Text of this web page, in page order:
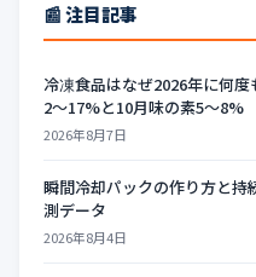
📰 注目記事
冷凍食品はなぜ2026年に何
2〜17%と10月味の素5〜8%
2026年8月7日
瞬間冷却パックの作り方と
測データ
2026年8月4日